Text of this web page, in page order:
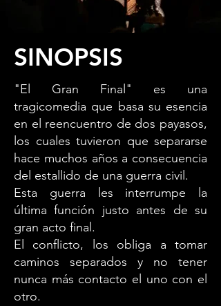
SINOPSIS
"El Gran Final" es una
tragicomedia que basa su esencia
en el reencuentro de dos payasos,
los cuales tuvieron que separarse
hace muchos años a consecuencia
del estallido de una guerra civil.
Esta guerra les interrumpe la
última función justo antes de su
gran acto final.
El conflicto, los obliga a tomar
caminos separados y no tener
nunca más contacto el uno con el
otro.